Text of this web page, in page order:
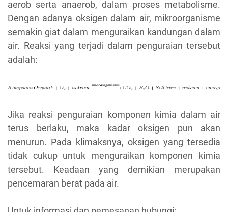
aerob serta anaerob, dalam proses metabolisme.
Dengan adanya oksigen dalam air, mikroorganisme
semakin giat dalam menguraikan kandungan dalam
air. Reaksi yang terjadi dalam penguraian tersebut
adalah:
Jika reaksi penguraian komponen kimia dalam air
terus berlaku, maka kadar oksigen pun akan
menurun. Pada klimaksnya, oksigen yang tersedia
tidak cukup untuk menguraikan komponen kimia
tersebut. Keadaan yang demikian merupakan
pencemaran berat pada air.